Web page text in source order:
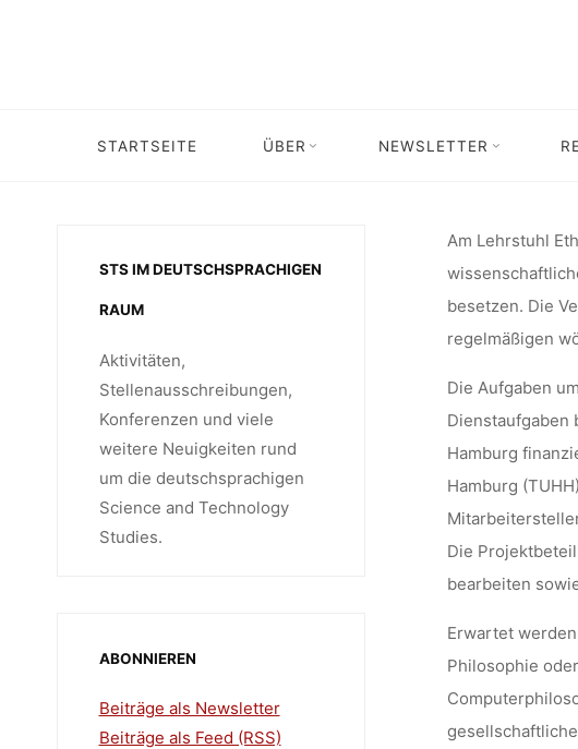
STARTSEITE ÜBER NEWSLETTER
IM
Stellenangebot
Stellenangebot: Wissenschaftliche/r
Am Lehrstuhl
besetzen. Die
regelmäßigen
Die Aufgaben
Dienstaufgaben
Hamburg
Hamburg
Die
bearbeiten
Erwartet
Philosophie
STS IM DEUTSCHSPRACHIGEN
RAUM
Aktivitäten,
Stellenausschreibungen,
Konferenzen und viele
weitere Neuigkeiten rund
um die deutschsprachigen
Science and Technology
Studies.
ABONNIEREN
Beiträge als Newsletter
Beiträge als Feed (RSS)